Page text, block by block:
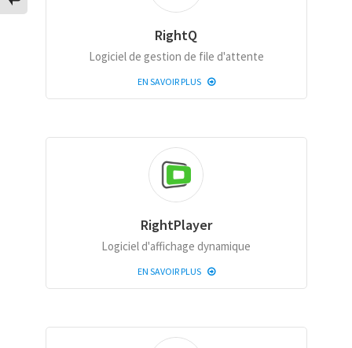
RightQ
Logiciel de gestion de file d'attente
EN SAVOIR PLUS
RightPlayer
Logiciel d'affichage dynamique
EN SAVOIR PLUS